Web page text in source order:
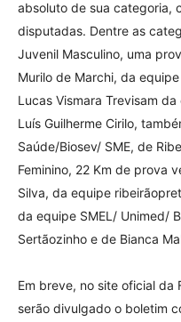
absoluto de sua categoria,
disputadas. Dentre as
Juvenil Masculino, uma
Murilo de Marchi, da
Lucas Vismara Trevisam
Luís Guilherme Cirilo,
Saúde/Biosev/ SME, de
Feminino, 22 Km de prova
Silva, da equipe
da equipe SMEL/ Unimed/
Sertãozinho e de Bianca
Em breve, no site oficial da
serão divulgado o boletim